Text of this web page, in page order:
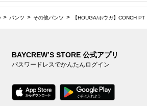
パンツ その他パンツ 【HOUGA/ホウガ】CONCH PT
BAYCREW’S STORE 公式アプリ
パスワードレスでかんたんログイン